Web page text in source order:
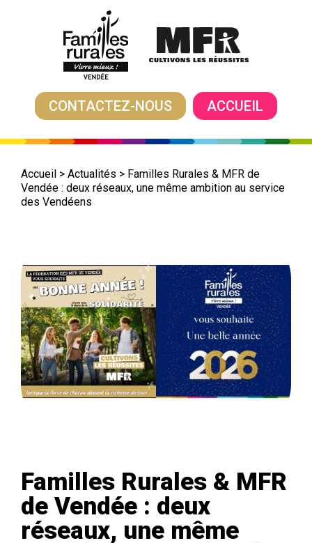
CONTACTEZ-NOUS ACCUEIL
Accueil > Actualités > Familles Rurales & MFR de
Vendée : deux réseaux, une même ambition au service
des Vendéens
Familles Rurales & MFR
de Vendée : deux
réseaux, une même